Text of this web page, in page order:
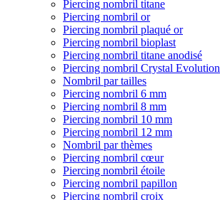
Piercing nombril titane
Piercing nombril or
Piercing nombril plaqué or
Piercing nombril bioplast
Piercing nombril titane anodisé
Piercing nombril Crystal Evolution
Nombril par tailles
Piercing nombril 6 mm
Piercing nombril 8 mm
Piercing nombril 10 mm
Piercing nombril 12 mm
Nombril par thèmes
Piercing nombril cœur
Piercing nombril étoile
Piercing nombril papillon
Piercing nombril croix